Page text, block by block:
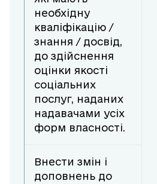
необхідну
кваліфікацію /
знання / досвід,
до здійснення
оцінки якості
соціальних
послуг, наданих
надавачами усіх
форм власності.
Внести змін і
доповнень до